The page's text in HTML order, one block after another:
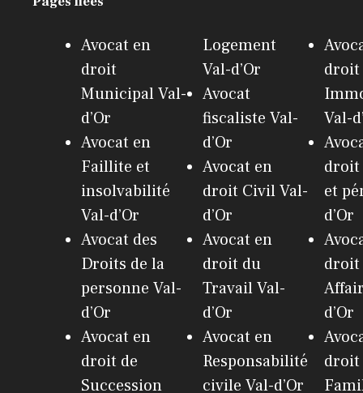
Avocat en
droit
Municipal Val-
d’Or
Avocat en
Faillite et
insolvabilité
Val-d’Or
Avocat des
Droits de la
personne Val-
d’Or
Avocat en
droit de
Succession
Logement
Val-d’Or
Avocat
fiscaliste Val-
d’Or
Avocat en
droit Civil Val-
d’Or
Avocat en
droit du
Travail Val-
d’Or
Avocat en
Responsabilité
civile Val-d’Or
droit
Val-
et
d’Or
droit
d’Or
droit